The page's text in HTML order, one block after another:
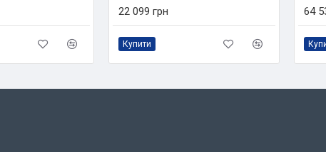
22 099 грн
Купити
64